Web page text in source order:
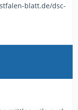
blatt.de/dsc-